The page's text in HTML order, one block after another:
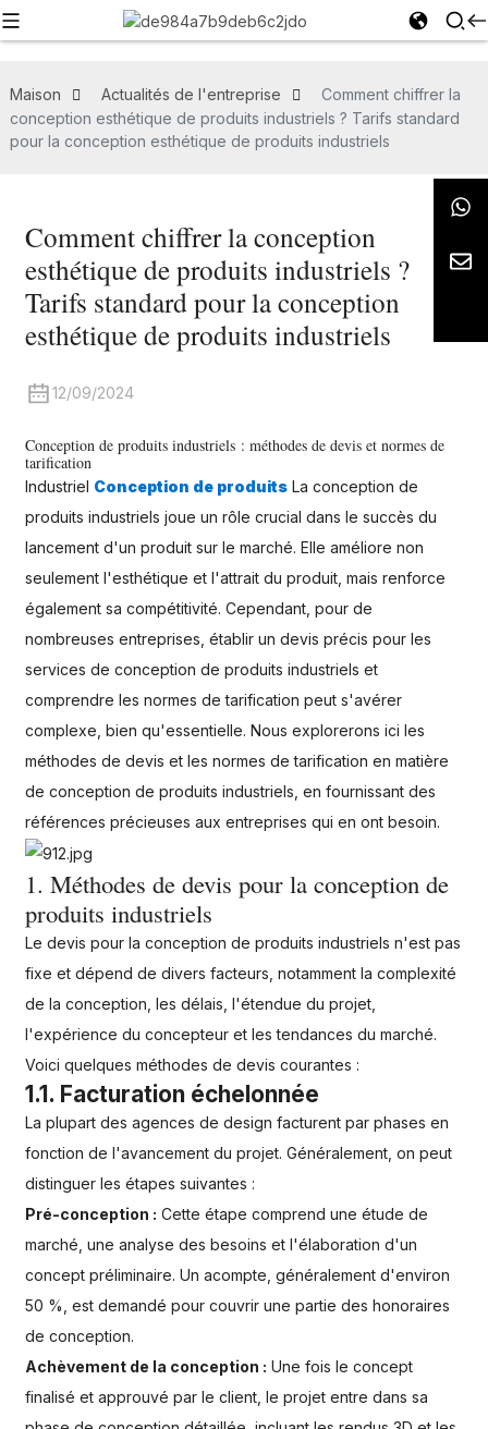
Maison Actualités de l'entreprise
Comment chiffrer la
conception esthétique de produits industriels ? Tarifs standard
pour la conception esthétique de produits industriels
Comment chiffrer la conception
esthétique de produits industriels ?
Tarifs standard pour la conception
esthétique de produits industriels
12/09/2024
Conception de produits industriels : méthodes de devis et normes de
tarification
Industriel Conception de produitsLa conception de
produits industriels joue un rôle crucial dans le succès du
lancement d'un produit sur le marché. Elle améliore non
seulement l'esthétique et l'attrait du produit, mais renforce
également sa compétitivité. Cependant, pour de
nombreuses entreprises, établir un devis précis pour les
services de conception de produits industriels et
comprendre les normes de tarification peut s'avérer
complexe, bien qu'essentielle. Nous explorerons ici les
méthodes de devis et les normes de tarification en matière
de conception de produits industriels, en fournissant des
références précieuses aux entreprises qui en ont besoin.
1. Méthodes de devis pour la conception de
produits industriels
Le devis pour la conception de produits industriels n'est pas
fixe et dépend de divers facteurs, notamment la complexité
de la conception, les délais, l'étendue du projet,
l'expérience du concepteur et les tendances du marché.
Voici quelques méthodes de devis courantes :
1.1. Facturation échelonnée
La plupart des agences de design facturent par phases en
fonction de l'avancement du projet. Généralement, on peut
distinguer les étapes suivantes :
Pré-conception : Cette étape comprend une étude de
marché, une analyse des besoins et l'élaboration d'un
concept préliminaire. Un acompte, généralement d'environ
50 %, est demandé pour couvrir une partie des honoraires
de conception.
Achèvement de la conception : Une fois le concept
finalisé et approuvé par le client, le projet entre dans sa